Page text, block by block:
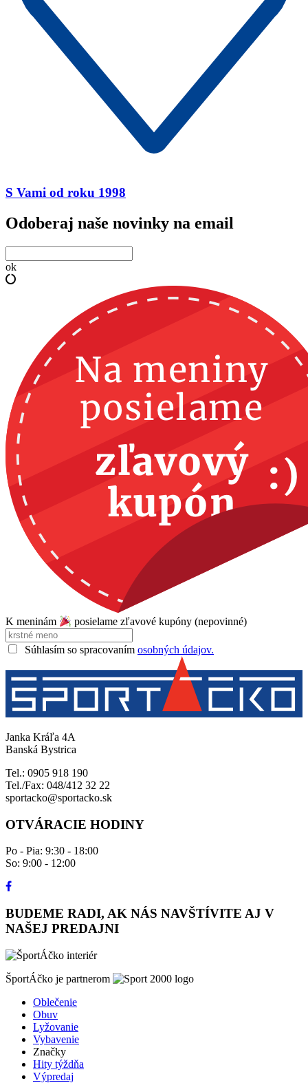
S Vami od roku 1998
Odoberaj naše novinky na email
ok
K meninám posielame zľavové kupóny (nepovinné)
Súhlasím so spracovaním osobných údajov.
Janka Kráľa 4A
Banská Bystrica
Tel.: 0905 918 190
Tel./Fax: 048/412 32 22
sportacko@sportacko.sk
OTVÁRACIE HODINY
Po - Pia: 9:30 - 18:00
So: 9:00 - 12:00
BUDEME RADI, AK NÁS NAVŠTÍVITE AJ V
NAŠEJ PREDAJNI
ŠportÁčko je partnerom
Oblečenie
Obuv
Lyžovanie
Vybavenie
Značky
Hity týždňa
Výpredaj